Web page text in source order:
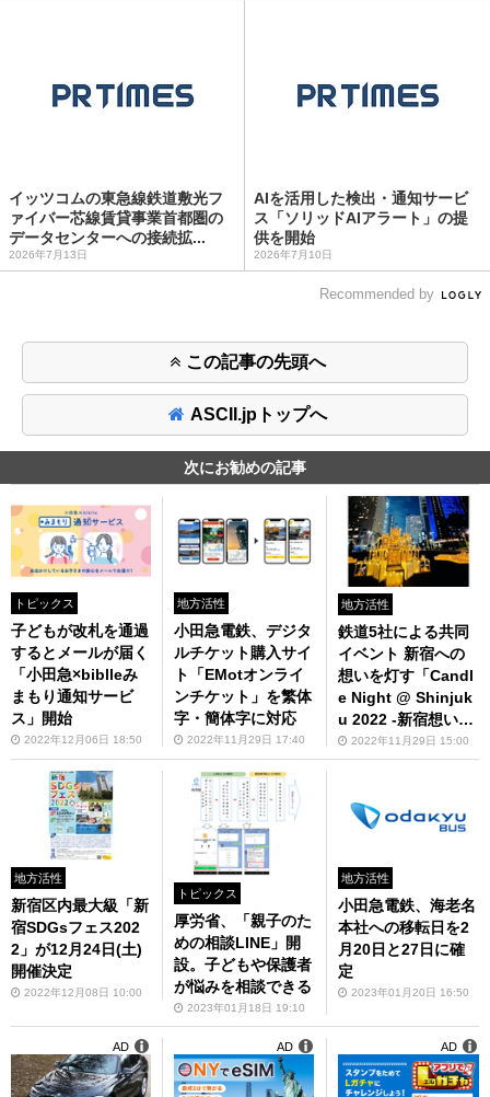
イッツコムの東急線鉄道敷光フ
ァイバー芯線賃貸事業首都圏の
データセンターへの接続拡...
2026年7月13日
AIを活用した検出・通知サービ
ス「ソリッドAIアラート」の提
供を開始
2026年7月10日
Recommended by
この記事の先頭へ
ASCII.jpトップへ
次にお勧めの記事
トピックス
子どもが改札を通過
するとメールが届く
「小田急×biblleみ
まもり通知サービ
ス」開始
2022年12月06日 18:50
地方活性
小田急電鉄、デジタ
ルチケット購入サイ
ト「EMotオンライ
ンチケット」を繁体
字・簡体字に対応
2022年11月29日 17:40
地方活性
鉄道5社による共同
イベント 新宿への
想いを灯す「Candl
e Night @ Shinjuk
u 2022 -新宿想い
線-」が開催
2022年11月29日 15:00
地方活性
新宿区内最大級「新
宿SDGsフェス202
2」が12月24日(土)
開催決定
2022年12月08日 10:00
トピックス
厚労省、「親子のた
めの相談LINE」開
設。子どもや保護者
が悩みを相談できる
2023年01月18日 19:10
地方活性
小田急電鉄、海老名
本社への移転日を2
月20日と27日に確
定
2023年01月20日 16:50
AD AD AD